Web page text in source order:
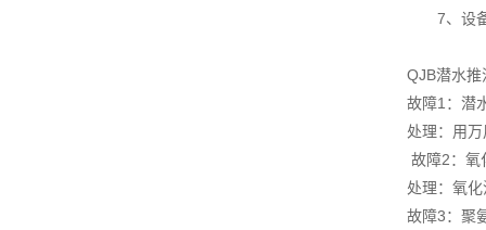
7、设备
QJB潜水
故障1：潜
处理：用
故障2：氧
处理：氧
故障3：聚